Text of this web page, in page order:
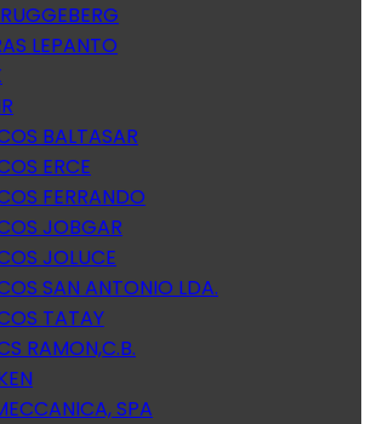
LEPANTO
BALTASAR
ERCE
FERRANDO
JOBGAR
JOLUCE
SAN ANTONIO LDA.
TATAY
RAMON,C.B.
SPA